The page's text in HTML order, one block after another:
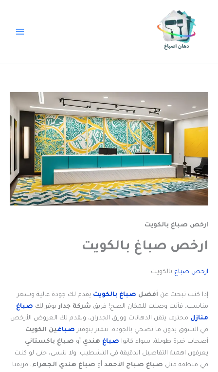
ارخص صباغ بالكويت
ارخص صباغ بالكويت
ارخص صباغ بالكويت
إذا كنت تبحث عن أفضل صباغ بالكويت يقدم لك جودة عالية وسعر
مناسب، فأنت وصلت للمكان الصح! فريق شركة جداريوفر لك صباغ
منازل محترف يتقن الدهانات وورق الجدران، ويقدم لك العروض الأرخص
في السوق بدون ما تضحي بالجودة. نتميز بتوفير صباغين الكويت
أصحاب خبرة طويلة، سواء كانوا صباغ هندي أو صباغ باكستاني
يعرفون اهمية التفاصيل الدقيقة في التشطيب. ولا تنسى، حتى لو كنت
في منطقة مثل صباغ صباح الأحمد أو صباغ هندي الجهراء، فريقنا